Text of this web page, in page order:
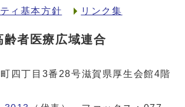
ィ基本方針 リンク集
齢者医療広域連合
四丁目3番28号滋賀県厚生会館4階